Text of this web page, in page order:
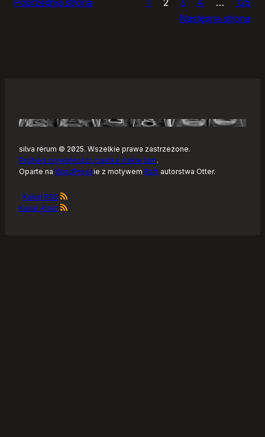
Następna strona
silva rerum © 2025. Wszelkie prawa zastrzeżone.
Polityka prywatności, ciastka i takie tam.
Oparte na WordPressie z motywem Raft autorstwa Otter.
Kanał RSS
Kanał Atom